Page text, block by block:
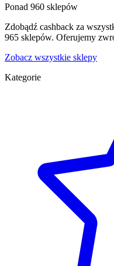
Ponad 960 sklepów
Zdobądź cashback za
965 sklepów. Oferujemy
Zobacz wszystkie sklepy
Kategorie